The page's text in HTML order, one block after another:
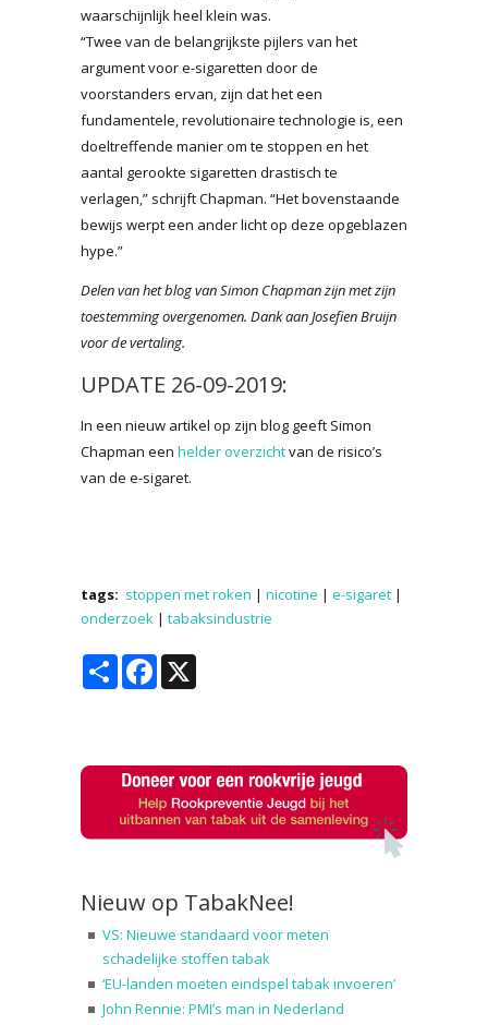
waarschijnlijk heel klein was.
“Twee van de belangrijkste pijlers van het
argument voor e-sigaretten door de
voorstanders ervan, zijn dat het een
fundamentele, revolutionaire technologie is, een
doeltreffende manier om te stoppen en het
aantal gerookte sigaretten drastisch te
verlagen,” schrijft Chapman. “Het bovenstaande
bewijs werpt een ander licht op deze opgeblazen
hype.”
Delen van het blog van Simon Chapman zijn met zijn
toestemming overgenomen. Dank aan Josefien Bruijn
voor de vertaling.
UPDATE 26-09-2019:
In een nieuw artikel op zijn blog geeft Simon
Chapman een helder overzichtvan de risico’s
van de e-sigaret.
tags: stoppen met roken | nicotine | e-sigaret |
onderzoek | tabaksindustrie
Share Facebook
Nieuw op TabakNee!
VS: Nieuwe standaard voor meten
schadelijke stoffen tabak
‘EU-landen moeten eindspel tabak invoeren’
John Rennie: PMI’s man in Nederland